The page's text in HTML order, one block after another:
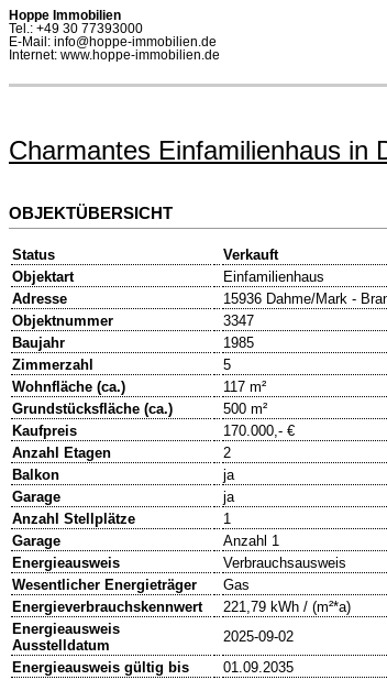
Hoppe Immobilien
Tel.: +49 30 77393000
E-Mail: info@hoppe-immobilien.de
Internet: www.hoppe-immobilien.de
Charmantes Einfamilienhaus in
OBJEKTÜBERSICHT
Status
Verkauft
Objektart
Einfamilienhaus
Adresse
15936 Dahme/Mark -
Objektnummer
3347
Baujahr
1985
Zimmerzahl
5
Wohnfläche (ca.)
117 m²
Grundstücksfläche (ca.)
500 m²
Kaufpreis
170.000,- €
Anzahl Etagen
2
Balkon
ja
Garage
ja
Anzahl Stellplätze
1
Garage
Anzahl 1
Energieausweis
Verbrauchsausweis
Wesentlicher Energieträger
Gas
Energieverbrauchskennwert
221,79 kWh / (m²*a)
Energieausweis
Ausstelldatum
2025-09-02
Energieausweis gültig bis
01.09.2035